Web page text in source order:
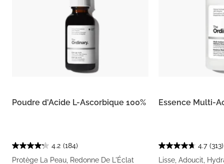
Poudre d'Acide L-Ascorbique 100%
4.2 (184)
Protège La Peau, Redonne De L'Éclat
Essence Multi-
4.7 (313)
Lisse, Adoucit,